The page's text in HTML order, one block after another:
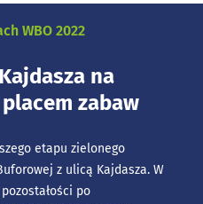
WBO 2022
na
zabaw
etapu zielonego
z ulicą Kajdasza. W
po